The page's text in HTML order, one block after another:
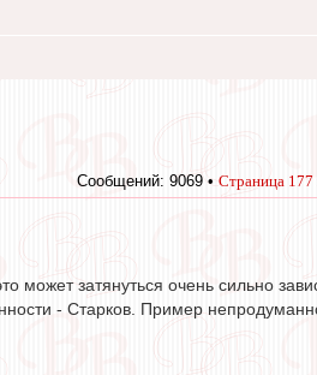
Сообщений: 9069 • Страница 177
затянуться очень сильно
- Старков. Пример